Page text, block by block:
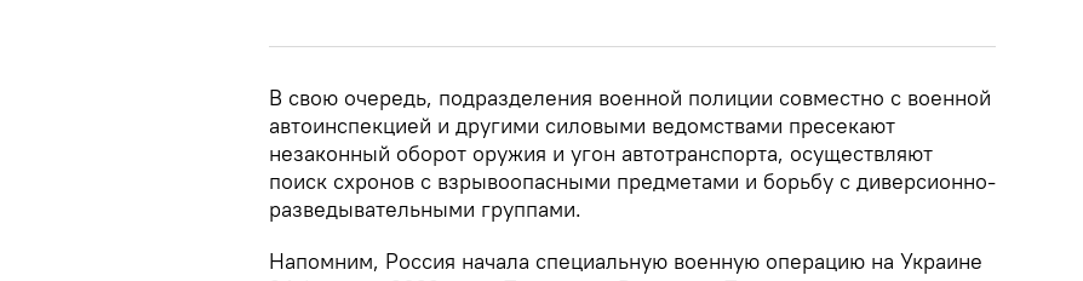
В свою очередь, подразделения военной полиции совместно с военной
автоинспекцией и другими силовыми ведомствами пресекают
незаконный оборот оружия и угон автотранспорта, осуществляют
поиск схронов с взрывоопасными предметами и борьбу с диверсионно-
разведывательными группами.
Напомним, Россия начала специальную военную операцию на Украине